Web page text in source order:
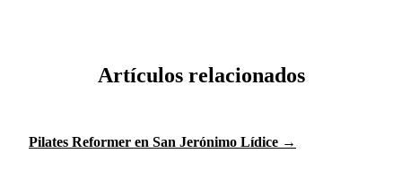
Artículos relacionados
Pilates Reformer en San Jerónimo Lídice →